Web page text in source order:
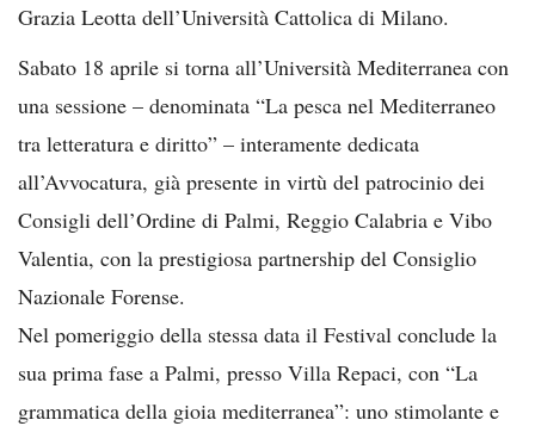
Grazia Leotta dell’Università Cattolica di Milano.
Sabato 18 aprile si torna all’Università Mediterranea con
una sessione – denominata “La pesca nel Mediterraneo
tra letteratura e diritto” – interamente dedicata
all’Avvocatura, già presente in virtù del patrocinio dei
Consigli dell’Ordine di Palmi, Reggio Calabria e Vibo
Valentia, con la prestigiosa partnership del Consiglio
Nazionale Forense.
Nel pomeriggio della stessa data il Festival conclude la
sua prima fase a Palmi, presso Villa Repaci, con “La
grammatica della gioia mediterranea”: uno stimolante e